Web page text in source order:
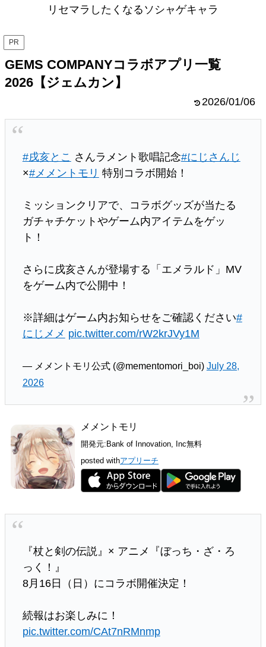
リセマラしたくなるソシャゲキャラ
PR
GEMS COMPANYコラボアプリ一覧
2026【ジェムカン】
2026/01/06
#戌亥とこ さんラメント歌唱記念#にじさんじ
×#メメントモリ 特別コラボ開始！
ミッションクリアで、コラボグッズが当たる
ガチャチケットやゲーム内アイテムをゲッ
ト！
さらに戌亥さんが登場する「エメラルド」MV
をゲーム内で公開中！
※詳細はゲーム内お知らせをご確認ください#
にじメメ pic.twitter.com/rW2krJVy1M
— メメントモリ公式 (@mementomori_boi) July 28,
2026
メメントモリ
開発元:Bank of Innovation, Inc無料
posted withアプリーチ
『杖と剣の伝説』× アニメ『ぼっち・ざ・ろ
っく！』
8月16日（日）にコラボ開催決定！
続報はお楽しみに！
pic.twitter.com/CAt7nRMnmp